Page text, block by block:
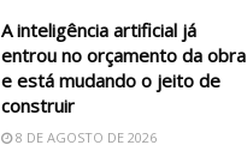
A inteligência artificial já
entrou no orçamento da obra
e está mudando o jeito de
construir
8 DE AGOSTO DE 2026